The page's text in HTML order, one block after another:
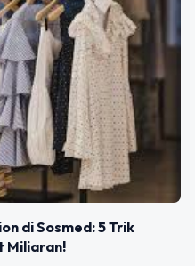
di Sosmed: 5 Trik
Miliaran!